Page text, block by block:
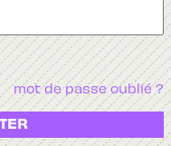
mot de passe oublié ?